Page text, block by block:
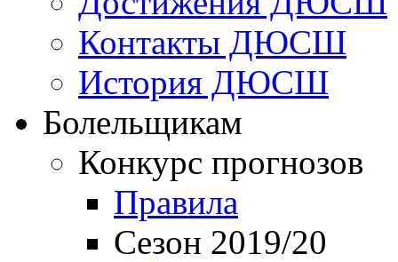
Контакты ДЮСШ
История ДЮСШ
Болельщикам
Конкурс прогнозов
Правила
Сезон 2019/20